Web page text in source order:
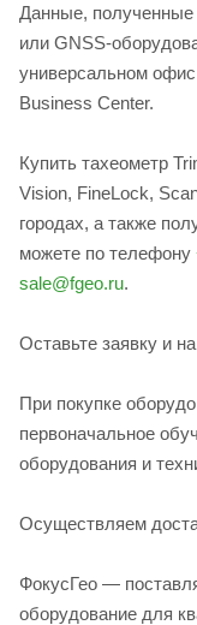
Данные,
или GNSS-
универсальном
Business Center.
Купить тахеометр
Vision, FineLock,
городах, а также
можете по телефону
sale@fgeo.ru.
Оставьте заявку и
При покупке
первоначальное
оборудования и
Осуществляем
ФокусГео —
оборудование для